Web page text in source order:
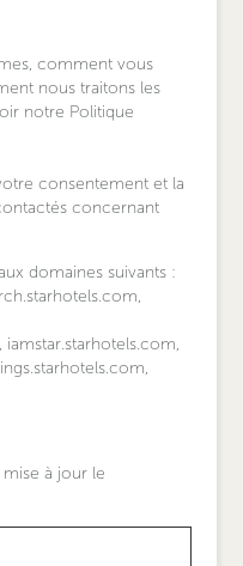
comment vous
nous traitons les
notre Politique
consentement et la
concernant
domaines suivants :
iamstar.starhotels.com,
à jour le